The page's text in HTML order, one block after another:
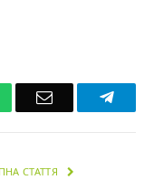
Email
СТАТТЯ